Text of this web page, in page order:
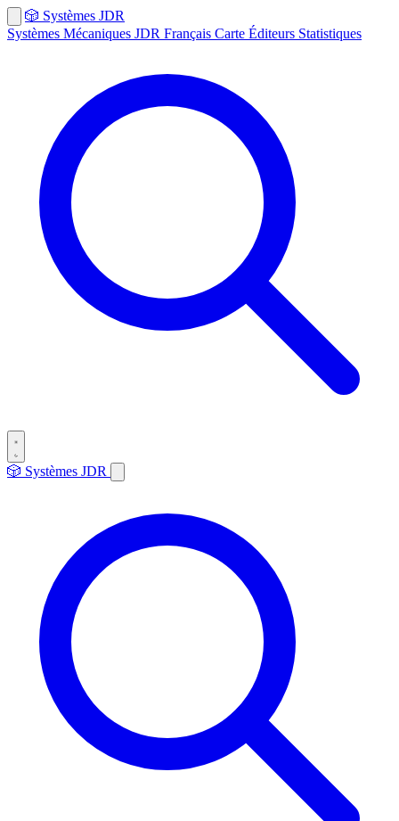
🎲 Systèmes JDR
Systèmes Mécaniques JDR Français Carte Éditeurs Statistiques
🎲 Systèmes JDR